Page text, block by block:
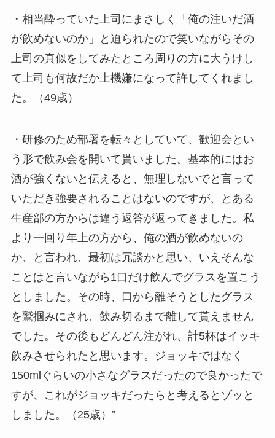
・相当酔っていた上司にまさしく「俺の注いだ酒
が飲めないのか」と迫られたので笑いながらその
上司の真似をしてみたところ周りの方に大うけし
て上司も何故だか上機嫌になって許してくれまし
た。（49歳）
・研修のため部署を転々としていて、歓迎会とい
う形で飲み会を開いて貰いました。基本的にはお
酒が強くないと伝えると、無理しないでと言って
いただき強要されることはないのですが、とある
生産部の方からは違う返答が返ってきました。私
より一回り年上の方から、俺の酒が飲めないの
か、と言われ、最初は冗談かと思い、いえそんな
ことはと言いながら1口だけ飲んでグラスを置こう
としました。その時、口から離そうとしたグラス
を鷲掴みにされ、飲み切るまで離して貰えません
でした。その後もどんどん注がれ、計5杯はイッキ
飲みさせられたと思います。ジョッキではなく
150mlぐらいの小さなグラスだったので良かったで
すが、これがジョッキだったらと考えるとゾッと
しました。（25歳）”